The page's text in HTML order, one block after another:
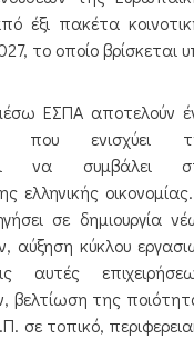
έξι πακέτα
το οποίο βρίσκεται
μέσω ΕΣΠΑ αποτελούν
που ενισχύει
να συμβάλει
ελληνικής
σε δημιουργία
αύξηση κύκλου
αυτές
βελτίωση της
σε τοπικό,